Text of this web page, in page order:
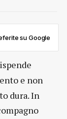
su Google
e non
dura. In